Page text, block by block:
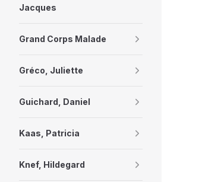
Jacques
Grand Corps Malade
Gréco, Juliette
Guichard, Daniel
Kaas, Patricia
Knef, Hildegard